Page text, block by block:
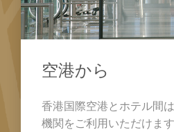
空港から
香港国際空港とホテル間
機関をご利用いただけま